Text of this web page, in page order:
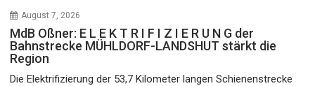
August 7, 2026
MdB Oßner: E L E K T R I F I Z I E R U N G der
Bahnstrecke MÜHLDORF-LANDSHUT stärkt die
Region
Die Elektrifizierung der 53,7 Kilometer langen Schienenstrecke